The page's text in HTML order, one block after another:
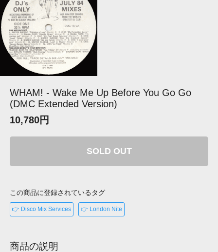
WHAM! - Wake Me Up Before You Go Go
(DMC Extended Version)
10,780円
SOLD OUT
この商品に登録されているタグ
👉 Disco Mix Services 👉 London Nite
商品の説明